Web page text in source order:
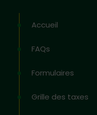
Accueil
FAQs
Formulaires
Grille des taxes